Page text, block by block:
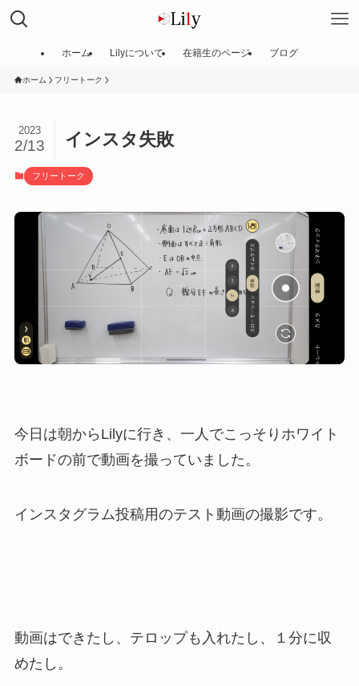
ホーム Lilyについて 在籍生のページ ブログ
ホーム フリートーク
インスタ失敗
2023
2/13
フリートーク
今日は朝からLilyに行き、一人でこっそりホワイト
ボードの前で動画を撮っていました。
インスタグラム投稿用のテスト動画の撮影です。
動画はできたし、テロップも入れたし、１分に収
めたし。